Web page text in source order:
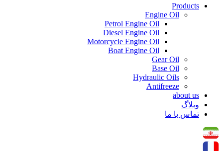
Products
Engine Oil
Petrol Engine Oil
Diesel Engine Oil
Motorcycle Engine Oil
Boat Engine Oil
Gear Oil
Base Oil
Hydraulic Oils
Antifreeze
about us
وبلاگ
تماس با ما